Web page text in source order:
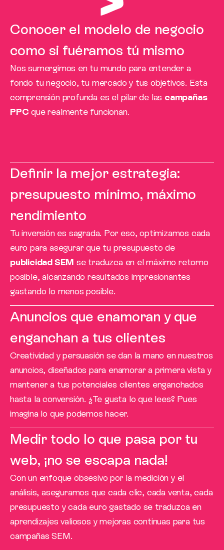
Conocer el modelo de negocio
como si fuéramos tú mismo
Nos sumergimos en tu mundo para entender a
fondo tu negocio, tu mercado y tus objetivos. Esta
comprensión profunda es el pilar de las campañas
PPCque realmente funcionan.
Definir la mejor estrategia:
presupuesto mínimo, máximo
rendimiento
Tu inversión es sagrada. Por eso, optimizamos cada
euro para asegurar que tu presupuesto de
publicidad SEM se traduzca en el máximo retorno
posible, alcanzando resultados impresionantes
gastando lo menos posible.
Anuncios que enamoran y que
enganchan a tus clientes
Creatividad y persuasión se dan la mano en nuestros
anuncios, diseñados para enamorar a primera vista y
mantener a tus potenciales clientes enganchados
hasta la conversión. ¿Te gusta lo que lees? Pues
imagina lo que podemos hacer.
Medir todo lo que pasa por tu
web, ¡no se escapa nada!
Con un enfoque obsesivo por la medición y el
análisis, aseguramos que cada clic, cada venta, cada
presupuesto y cada euro gastado se traduzca en
aprendizajes valiosos y mejoras continuas para tus
campañas SEM.